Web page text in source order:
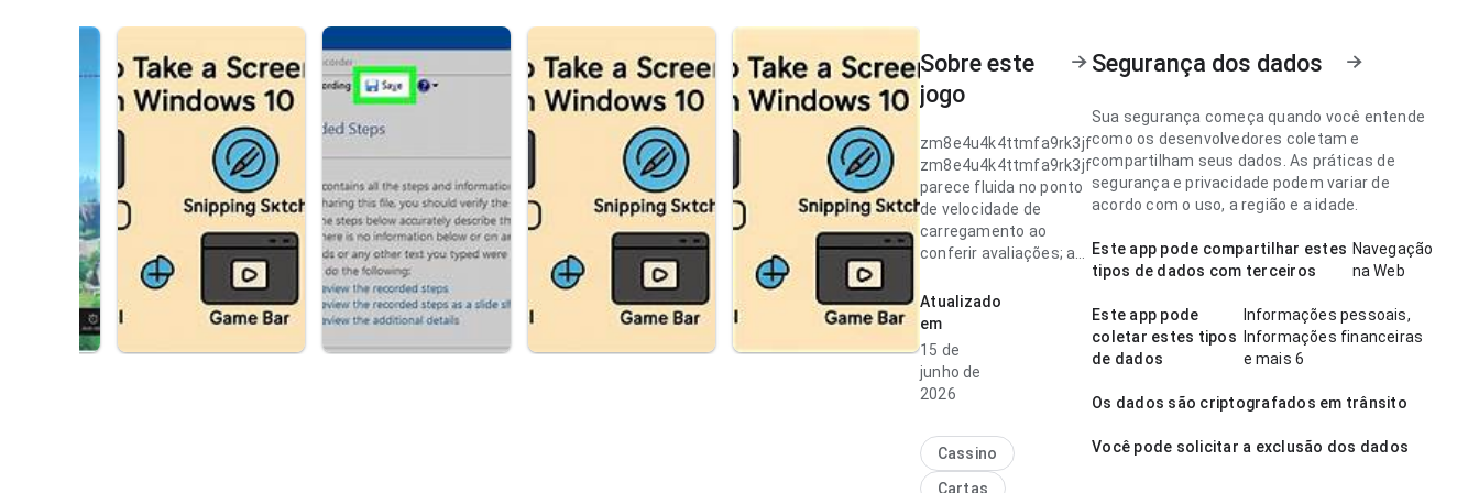
Sobre este
jogo
zm8e4u4k4ttmfa9rk3jf
zm8e4u4k4ttmfa9rk3jf
parece fluida no ponto
de velocidade de
carregamento ao
conferir avaliações; a
passos
desnecessários. A
experiência combina
bem com uso
frequente.
parece bem planejada
no ponto de fluxo de
Atualizado
em
15 de
junho de
2026
Cassino
Cartas
Segurança dos dados
Sua segurança começa quando você entende
como os desenvolvedores coletam e
compartilham seus dados. As práticas de
segurança e privacidade podem variar de
acordo com o uso, a região e a idade.
Este app pode compartilhar estes
tipos de dados com terceiros
Navegação
na Web
Este app pode
coletar estes tipos
de dados
Informações pessoais,
Informações financeiras
e mais 6
Os dados são criptografados em trânsito
Você pode solicitar a exclusão dos dados